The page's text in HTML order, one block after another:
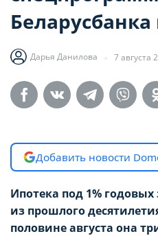
Дарья Данилова 7 августа
Добавить новости
Ипотека под 1%
из прошлого
половине августа она